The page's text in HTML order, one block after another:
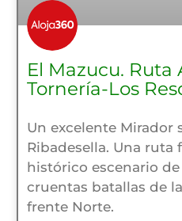
El Mazucu. Ruta
Tornería-Los
Un excelente Mirador
Ribadesella. Una ruta
histórico escenario
cruentas batallas de
frente Norte.